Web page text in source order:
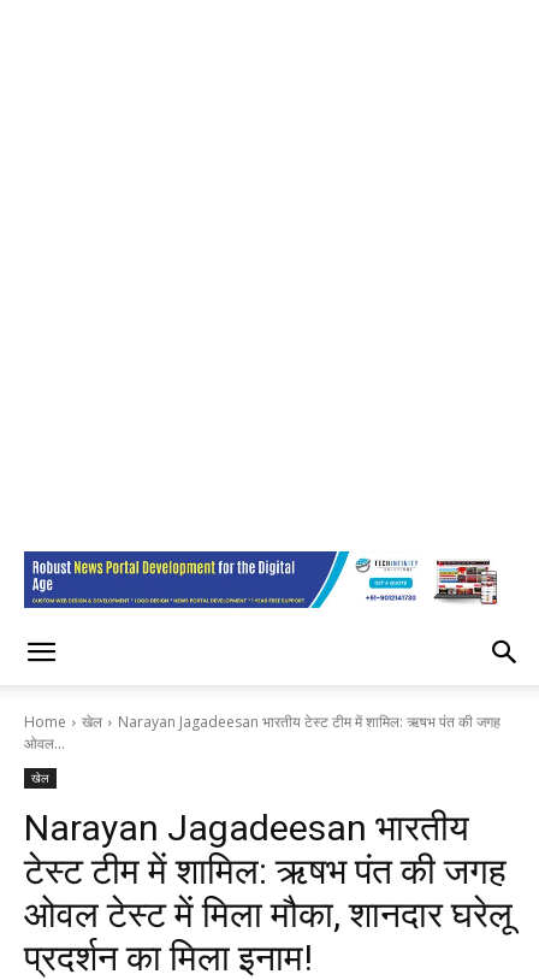
Home खेल
Narayan Jagadeesan भारतीय टेस्ट टीम में शामिल: ऋषभ पंत की जगह
ओवल...
खेल
Narayan Jagadeesan भारतीय
टेस्ट टीम में शामिल: ऋषभ पंत की जगह
ओवल टेस्ट में मिला मौका, शानदार घरेलू
प्रदर्शन का मिला इनाम!